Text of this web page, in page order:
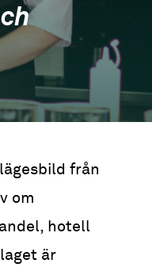
från
om
hotell
är